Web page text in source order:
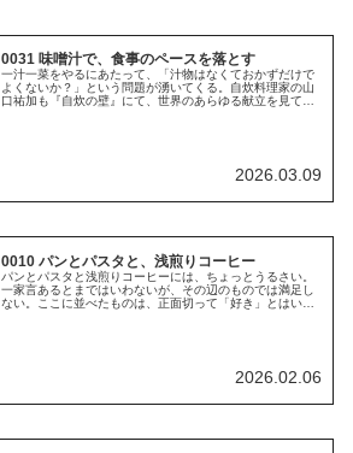
0031 味噌汁で、食事のペースを落とす
一汁一菜をやるにあたって、「汁物はなくておかずだけで
よくないか？」という問題が湧いてくる。自炊料理家の山
口祐加も『自炊の壁』にて、世界のあらゆる献立を見て回
2026.03.09
0010 パンとパスタと、浅煎りコーヒー
パンとパスタと浅煎りコーヒーには、ちょっとうるさい。
一家言あるとまではいわないが、その辺のものでは満足し
ない。ここに並べたものは、正面切って「好き」とはいえ
2026.02.06